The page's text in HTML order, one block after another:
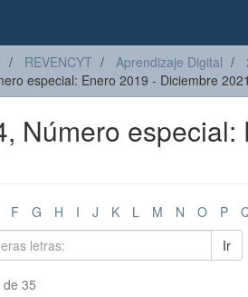
REVENCYT Aprendizaje Digital
especial: Enero 2019 - Diciembre
Número
F G H I J K L M N O P
Ir
35